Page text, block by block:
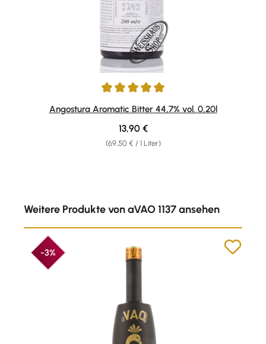
Durchschnittliche Bewertung von 4.94 von 5 Sternen
Angostura Aromatic Bitter 44,7% vol. 0,20l
(69,50 € / 1 Liter)
Regulärer Preis:
13,90 €
Weitere Produkte von aVAO 1137 ansehen
-3%